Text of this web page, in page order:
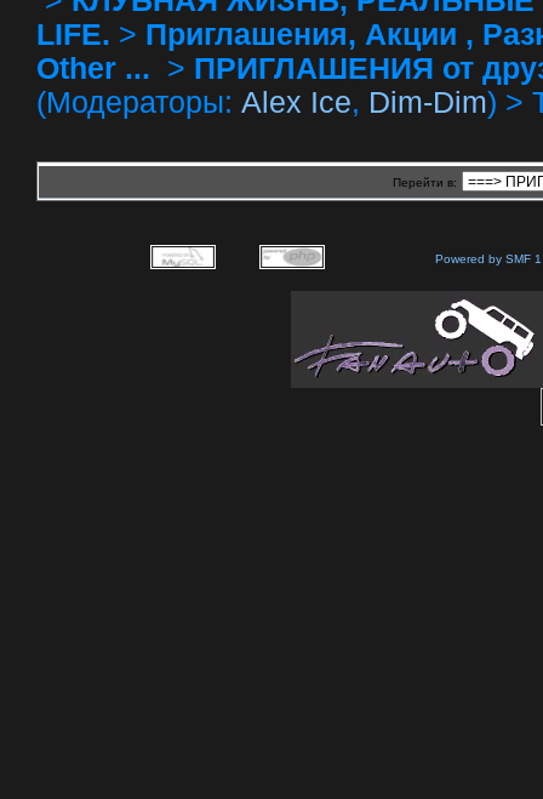
LIFE. > Приглашения, Акции ,
Other ... > ПРИГЛАШЕНИЯ от
(Модераторы: Alex Ice, Dim-Dim) >
Перейти в:
Powered by SMF